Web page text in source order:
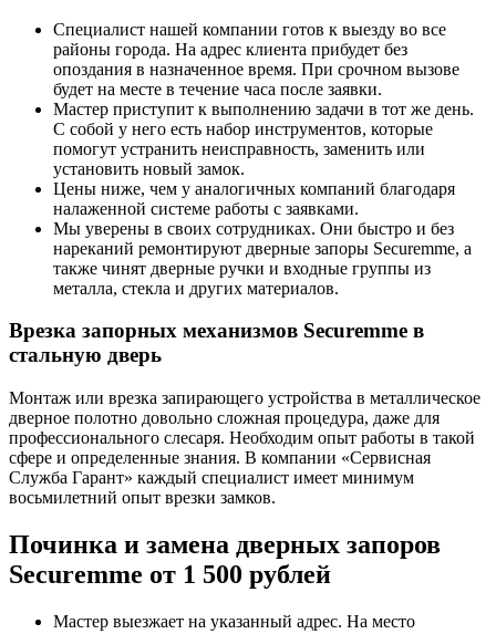
Специалист нашей компании готов к выезду во все
районы города. На адрес клиента прибудет без
опоздания в назначенное время. При срочном вызове
будет на месте в течение часа после заявки.
Мастер приступит к выполнению задачи в тот же день.
С собой у него есть набор инструментов, которые
помогут устранить неисправность, заменить или
установить новый замок.
Цены ниже, чем у аналогичных компаний благодаря
налаженной системе работы с заявками.
Мы уверены в своих сотрудниках. Они быстро и без
нареканий ремонтируют дверные запоры Securemme, а
также чинят дверные ручки и входные группы из
металла, стекла и других материалов.
Врезка запорных механизмов Securemme в
стальную дверь
Монтаж или врезка запирающего устройства в металлическое
дверное полотно довольно сложная процедура, даже для
профессионального слесаря. Необходим опыт работы в такой
сфере и определенные знания. В компании «Сервисная
Служба Гарант» каждый специалист имеет минимум
восьмилетний опыт врезки замков.
Починка и замена дверных запоров
Securemme от 1 500 рублей
Мастер выезжает на указанный адрес. На место